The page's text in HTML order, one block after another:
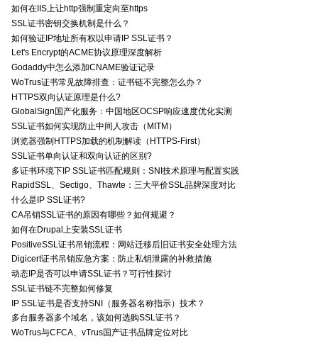
如何在IIS上让http强制重定向至https
SSL证书密钥交换机制是什么？
如何验证IP地址所有权以申请IP SSL证书？
Let's Encrypt的ACME协议原理深度解析
Godaddy中怎么添加CNAME验证记录
WoTrus证书常见故障排查：证书链不完整怎么办？
HTTPS双向认证原理是什么?
GlobalSign国产化服务：中国地区OCSP响应速度优化实测
SSL证书如何实现防止中间人攻击（MITM）
浏览器强制HTTPS加载的机制解读（HTTPS-First）
SSL证书单向认证和双向认证的区别?
多证书环境下IP SSL证书匹配规则：SNI技术原理与配置实践
RapidSSL、Sectigo、Thawte：三大平价SSL品牌深度对比
什么是IP SSL证书?
CA吊销SSL证书的原因有哪些？如何规避？
如何在Drupal上安装SSL证书
PositiveSSL证书吊销流程：网站迁移后旧证书安全处理方法
Digicert证书吊销应急方案：防止私钥泄露的补救措施
动态IP是否可以申请SSL证书？可行性探讨
SSL证书链不完整如何修复
IP SSL证书是否支持SNI（服务器名称指示）技术？
多台服务器多个域名，该如何选购SSL证书？
WoTrus与CFCA、vTrus国产证书品牌定位对比